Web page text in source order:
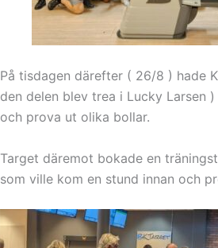
På tisdagen därefter ( 26/8 ) hade
den delen blev trea i Lucky Larsen
och prova ut olika bollar.
Target däremot bokade en
som ville kom en stund innan och